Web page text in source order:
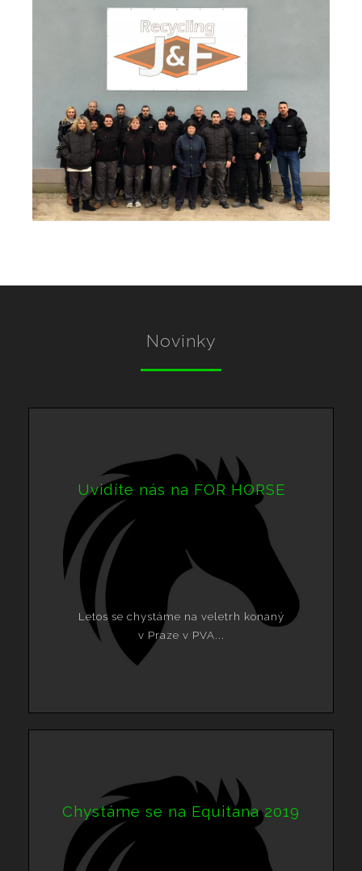
Novinky
Uvidíte nás na FOR HORSE
Letos se chystáme na veletrh konaný
v Praze v PVA...
Chystáme se na Equitana 2019